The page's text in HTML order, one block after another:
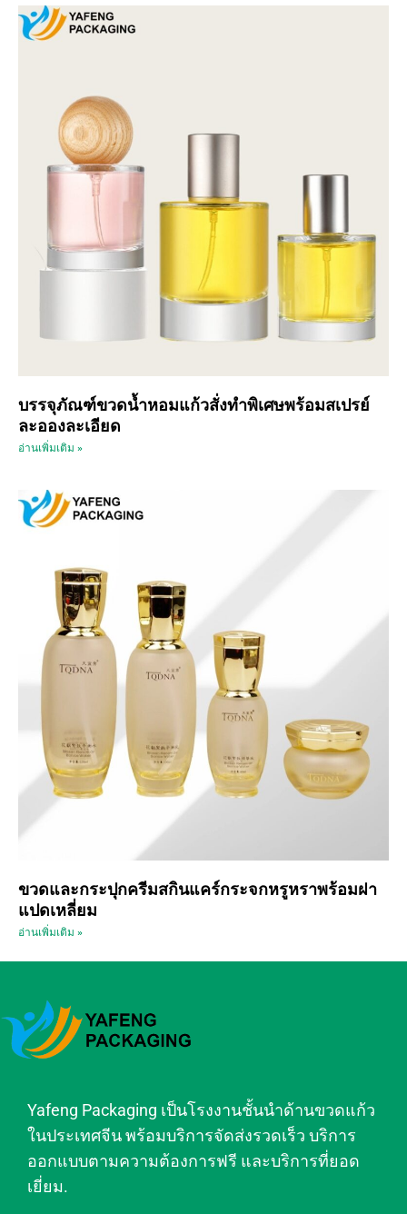
บรรจุภัณฑ์ขวดน้ำหอมแก้วสั่งทำพิเศษพร้อมสเปรย์
ละอองละเอียด
อ่านเพิ่มเติม »
ขวดและกระปุกครีมสกินแคร์กระจกหรูหราพร้อมฝา
แปดเหลี่ยม
อ่านเพิ่มเติม »
Yafeng Packaging เป็นโรงงานชั้นนำด้านขวดแก้ว
ในประเทศจีน พร้อมบริการจัดส่งรวดเร็ว บริการ
ออกแบบตามความต้องการฟรี และบริการที่ยอด
เยี่ยม.